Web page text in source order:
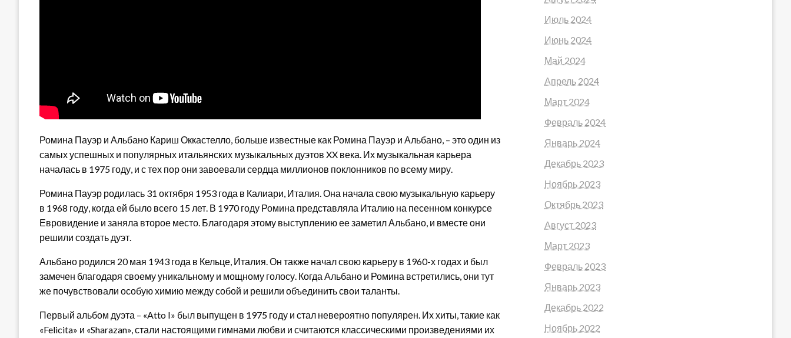
Ромина Пауэр и Альбано Кариш Оккастелло, больше известные как Ромина Пауэр и Альбано, – это один из
самых успешных и популярных итальянских музыкальных дуэтов XX века. Их музыкальная карьера
началась в 1975 году, и с тех пор они завоевали сердца миллионов поклонников по всему миру.
Ромина Пауэр родилась 31 октября 1953 года в Калиари, Италия. Она начала свою музыкальную карьеру
в 1968 году, когда ей было всего 15 лет. В 1970 году Ромина представляла Италию на песенном конкурсе
Евровидение и заняла второе место. Благодаря этому выступлению ее заметил Альбано, и вместе они
решили создать дуэт.
Альбано родился 20 мая 1943 года в Кельце, Италия. Он также начал свою карьеру в 1960-х годах и был
замечен благодаря своему уникальному и мощному голосу. Когда Альбано и Ромина встретились, они тут
же почувствовали особую химию между собой и решили объединить свои таланты.
Первый альбом дуэта – «Atto I» был выпущен в 1975 году и стал невероятно популярен. Их хиты, такие как
«Felicita» и «Sharazan», стали настоящими гимнами любви и считаются классическими произведениями их
Июль 2024
Июнь 2024
Май 2024
Апрель 2024
Март 2024
Февраль 2024
Январь 2024
Декабрь 2023
Ноябрь 2023
Октябрь 2023
Август 2023
Март 2023
Февраль 2023
Январь 2023
Декабрь 2022
Ноябрь 2022